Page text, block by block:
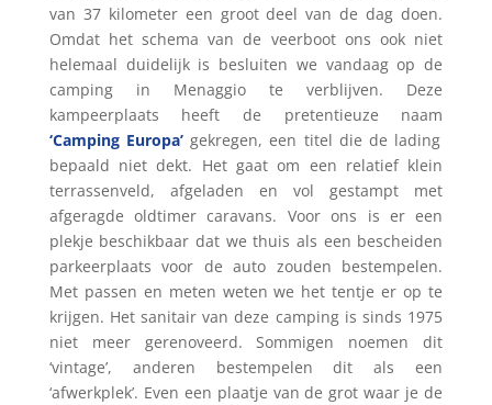
van 37 kilometer een groot deel van de dag doen.
Omdat het schema van de veerboot ons ook niet
helemaal duidelijk is besluiten we vandaag op de
camping in Menaggio te verblijven. Deze
kampeerplaats heeft de pretentieuze naam
‘Camping Europa’gekregen, een titel die de lading
bepaald niet dekt. Het gaat om een relatief klein
terrassenveld, afgeladen en vol gestampt met
afgeragde oldtimer caravans. Voor ons is er een
plekje beschikbaar dat we thuis als een bescheiden
parkeerplaats voor de auto zouden bestempelen.
Met passen en meten weten we het tentje er op te
krijgen. Het sanitair van deze camping is sinds 1975
niet meer gerenoveerd. Sommigen noemen dit
‘vintage’, anderen bestempelen dit als een
‘afwerkplek’. Even een plaatje van de grot waar je de